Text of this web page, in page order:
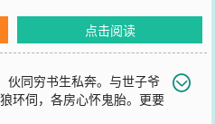
点击阅读
伙同穷书生私奔。与世子爷
环伺，各房心怀鬼胎。更要